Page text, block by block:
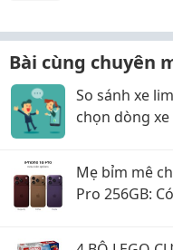
Bài cùng chuyên
So sánh xe
chọn dòng xe
Mẹ bỉm mê
Pro 256GB: